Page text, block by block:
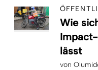
Wie
lässt
von